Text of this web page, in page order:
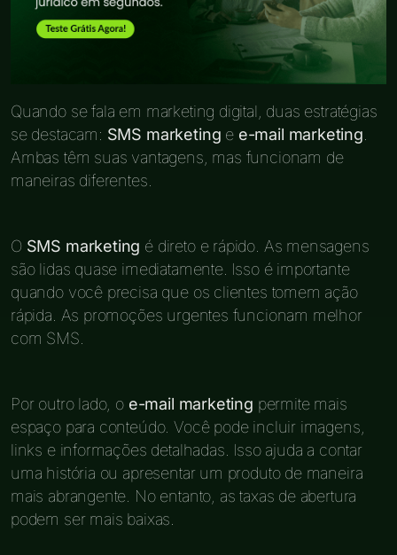
Quando se fala em marketing digital, duas estratégias
se destacam: SMS marketing e e-mail marketing
Ambas têm suas vantagens, mas funcionam de
maneiras diferentes.
O SMS marketing é direto e rápido. As mensagens
são lidas quase imediatamente. Isso é importante
quando você precisa que os clientes tomem ação
rápida. As promoções urgentes funcionam melhor
com SMS.
Por outro lado, o e-mail marketing permite mais
espaço para conteúdo. Você pode incluir imagens,
links e informações detalhadas. Isso ajuda a contar
uma história ou apresentar um produto de maneira
mais abrangente. No entanto, as taxas de abertura
podem ser mais baixas.